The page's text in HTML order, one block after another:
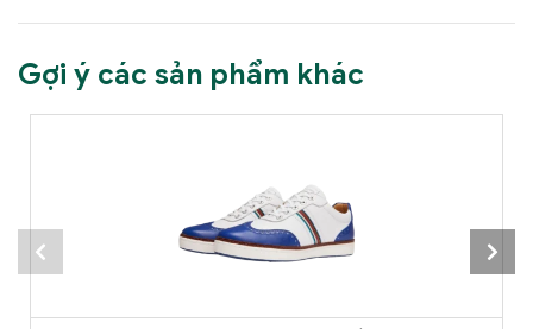
Gợi ý các sản phẩm khác